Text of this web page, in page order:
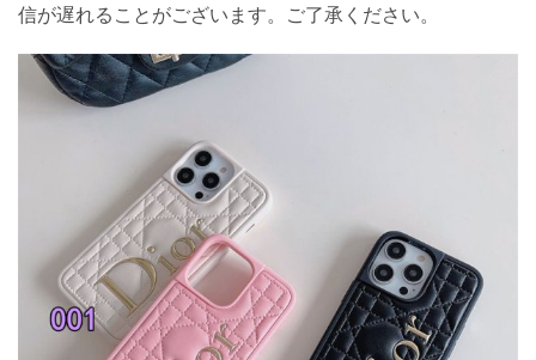
信が遅れることがございます。ご了承ください。